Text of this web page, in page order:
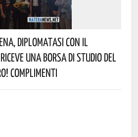
Diplomatasi Con Il
Una Borsa Di Studio Del
Complimenti